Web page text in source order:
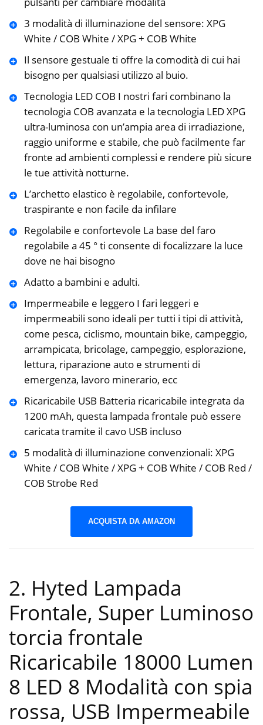
3 modalità di illuminazione del sensore: XPG
White / COB White / XPG + COB White
Il sensore gestuale ti offre la comodità di cui hai
bisogno per qualsiasi utilizzo al buio.
Tecnologia LED COB I nostri fari combinano la
tecnologia COB avanzata e la tecnologia LED XPG
ultra-luminosa con un’ampia area di irradiazione,
raggio uniforme e stabile, che può facilmente far
fronte ad ambienti complessi e rendere più sicure
le tue attività notturne.
L’archetto elastico è regolabile, confortevole,
traspirante e non facile da infilare
Regolabile e confortevole La base del faro
regolabile a 45 ° ti consente di focalizzare la luce
dove ne hai bisogno
Adatto a bambini e adulti.
Impermeabile e leggero I fari leggeri e
impermeabili sono ideali per tutti i tipi di attività,
come pesca, ciclismo, mountain bike, campeggio,
arrampicata, bricolage, campeggio, esplorazione,
lettura, riparazione auto e strumenti di
emergenza, lavoro minerario, ecc
Ricaricabile USB Batteria ricaricabile integrata da
1200 mAh, questa lampada frontale può essere
caricata tramite il cavo USB incluso
5 modalità di illuminazione convenzionali: XPG
White / COB White / XPG + COB White / COB Red /
COB Strobe Red
ACQUISTA DA AMAZON
2. Hyted Lampada
Frontale, Super Luminoso
torcia frontale
Ricaricabile 18000 Lumen
8 LED 8 Modalità con spia
rossa, USB Impermeabile